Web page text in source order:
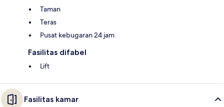
Taman
Teras
Pusat kebugaran 24 jam
Fasilitas difabel
Lift
Fasilitas kamar